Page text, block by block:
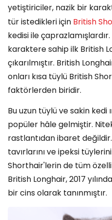
yetiştiriciler, nazik bir
tür istedikleri için British
kedisi ile
karaktere sahip ilk British
çıkarılmıştır. British
onları kısa tüylü British
faktörlerden biridir.
Bu uzun tüylü ve sakin kedi
popüler hâle gelmiştir.
rastlantıdan ibaret
tavırlarını ve ipeksi
Shorthair'lerin de tüm
British Longhair, 2017
bir cins olarak tanınmıştır.